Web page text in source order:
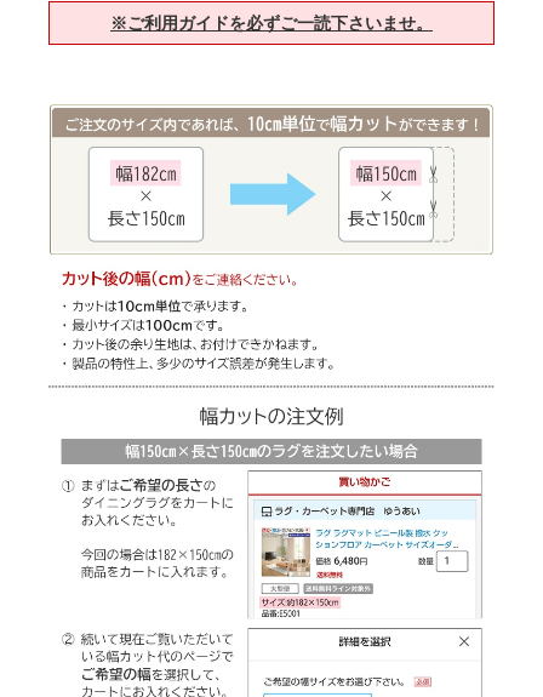
※ご利用ガイドを必ずご一読下さいませ。